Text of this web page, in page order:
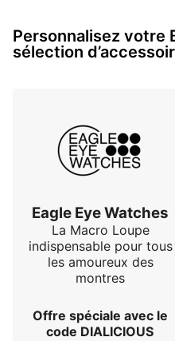
Personnalisez votre
sélection
Eagle Eye Watches
La Macro Loupe
indispensable pour tous
les amoureux des
montres
Offre spéciale avec le
code DIALICIOUS